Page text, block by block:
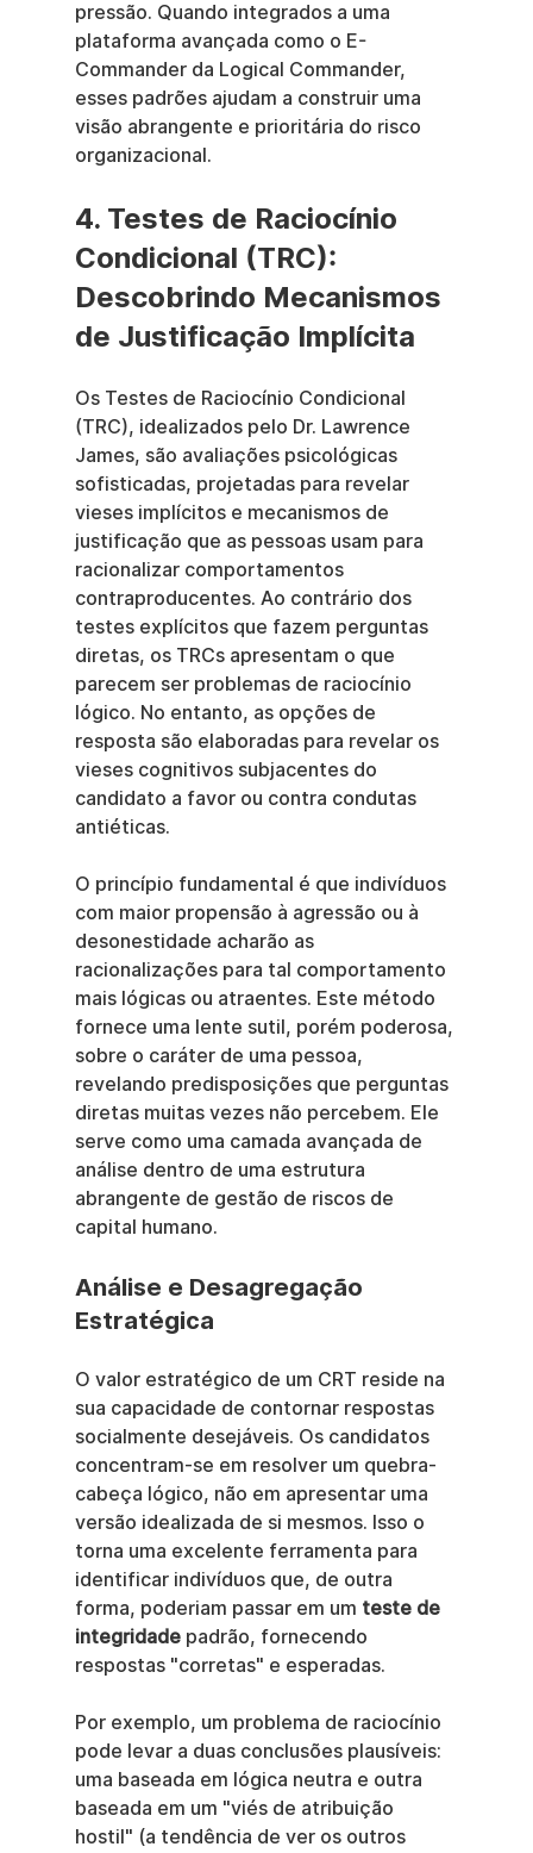
pressão. Quando integrados a uma
plataforma avançada como o E-
Commander da Logical Commander,
esses padrões ajudam a construir uma
visão abrangente e prioritária do risco
organizacional.
4. Testes de Raciocínio
Condicional (TRC):
Descobrindo Mecanismos
de Justificação Implícita
Os Testes de Raciocínio Condicional
(TRC), idealizados pelo Dr. Lawrence
James, são avaliações psicológicas
sofisticadas, projetadas para revelar
vieses implícitos e mecanismos de
justificação que as pessoas usam para
racionalizar comportamentos
contraproducentes. Ao contrário dos
testes explícitos que fazem perguntas
diretas, os TRCs apresentam o que
parecem ser problemas de raciocínio
lógico. No entanto, as opções de
resposta são elaboradas para revelar os
vieses cognitivos subjacentes do
candidato a favor ou contra condutas
antiéticas.
O princípio fundamental é que indivíduos
com maior propensão à agressão ou à
desonestidade acharão as
racionalizações para tal comportamento
mais lógicas ou atraentes. Este método
fornece uma lente sutil, porém poderosa,
sobre o caráter de uma pessoa,
revelando predisposições que perguntas
diretas muitas vezes não percebem. Ele
serve como uma camada avançada de
análise dentro de uma estrutura
abrangente de gestão de riscos de
capital humano.
Análise e Desagregação
Estratégica
O valor estratégico de um CRT reside na
sua capacidade de contornar respostas
socialmente desejáveis. Os candidatos
concentram-se em resolver um quebra-
cabeça lógico, não em apresentar uma
versão idealizada de si mesmos. Isso o
torna uma excelente ferramenta para
identificar indivíduos que, de outra
forma, poderiam passar em um teste de
integridade padrão, fornecendo
respostas "corretas" e esperadas.
Por exemplo, um problema de raciocínio
pode levar a duas conclusões plausíveis:
uma baseada em lógica neutra e outra
baseada em um "viés de atribuição
hostil" (a tendência de ver os outros